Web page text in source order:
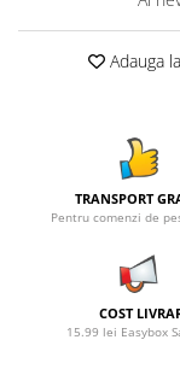
Adauga
TRANSPORT
Pentru comenzi de
COST
15.99 lei Easybox